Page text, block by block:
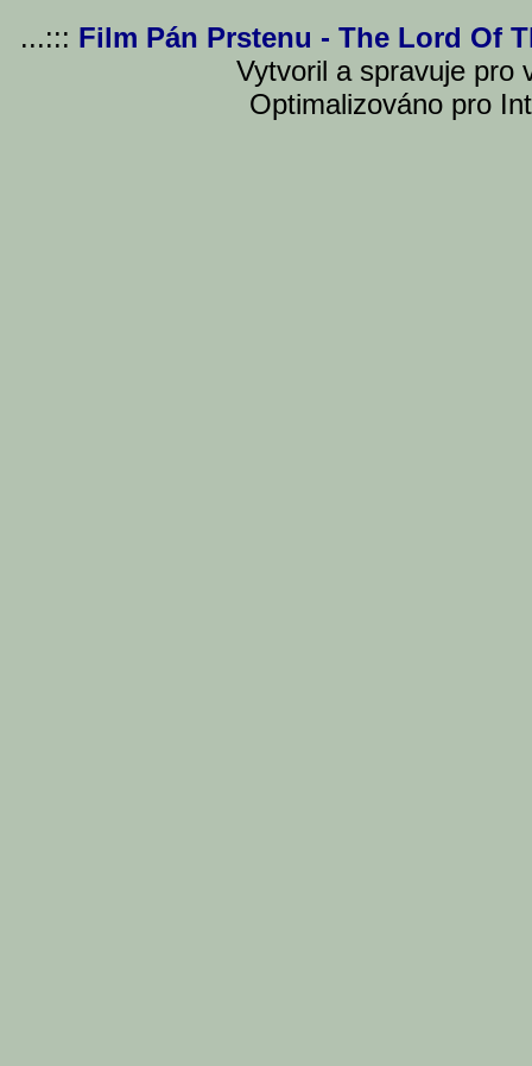
...::: Film Pán Prstenu - The Lord Of
Vytvoril a spravuje pro
Optimalizováno pro